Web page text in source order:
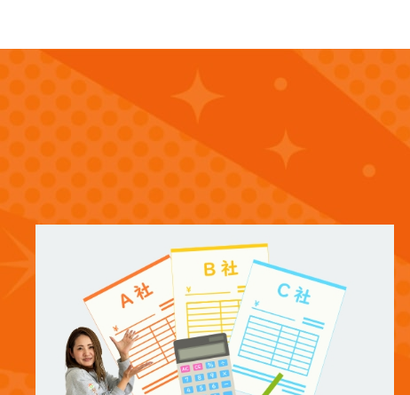
2025年10月 (12)
2025年8月 (13)
2025年7月 (14)
2025年6月 (12)
2025年5月 (12)